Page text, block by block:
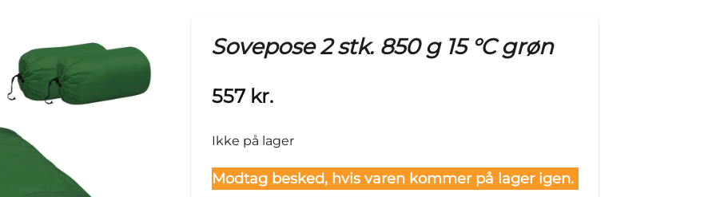
Sovepose 2 stk. 850 g 15 °C grøn
557 kr.
Ikke på lager
Modtag besked, hvis varen kommer på lager igen.